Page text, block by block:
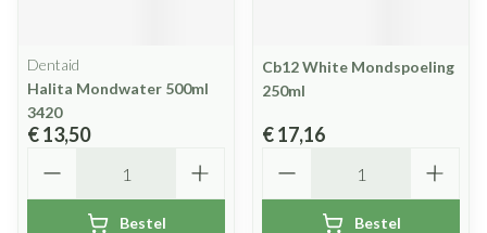
Dentaid
Halita Mondwater 500ml
3420
€ 13,50
Bestel
Cb12 White Mondspoeling
250ml
€ 17,16
Bestel